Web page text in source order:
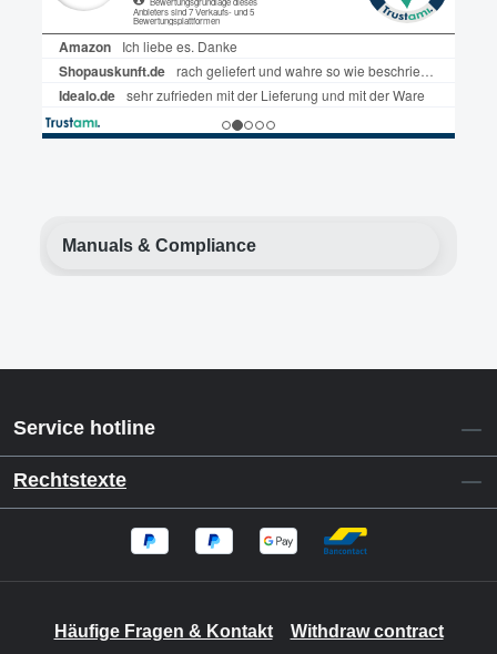
Manuals & Compliance
Service hotline
Rechtstexte
Häufige Fragen & Kontakt Withdraw contract